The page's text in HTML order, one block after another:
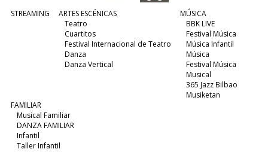
STREAMING
ARTES ESCÉNICAS
Teatro
Cuartitos
Festival Internacional de Teatro
Danza
Danza Vertical
MÚSICA
BBK LIVE
Festival Música
Música Infantil
Música
Festival Música
Musical
365 Jazz Bilbao
Musiketan
FAMILIAR
Musical Familiar
DANZA FAMILIAR
Infantil
Taller Infantil